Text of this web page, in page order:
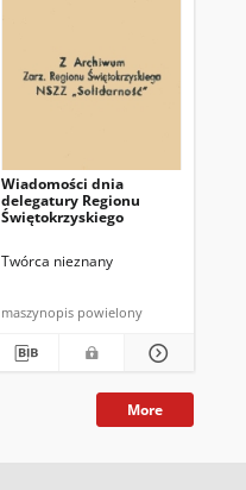
Wiadomości dnia
delegatury Regionu
Świętokrzyskiego
Twórca nieznany
maszynopis powielony
More